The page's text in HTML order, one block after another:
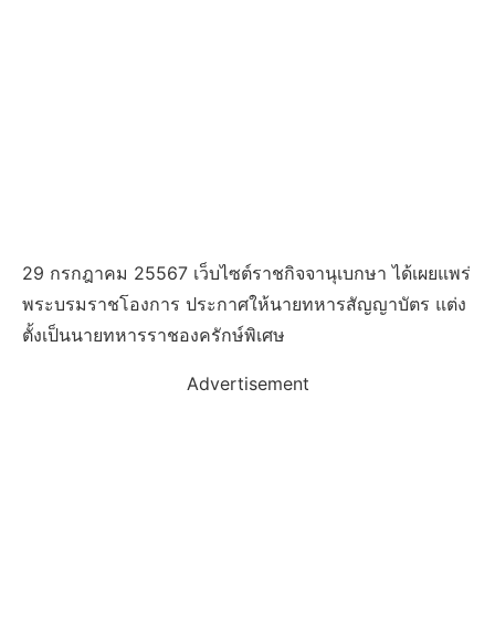
29 กรกฎาคม 25567 เว็บไซต์ราชกิจจานุเบกษา ได้เผยแพร่
พระบรมราชโองการ ประกาศให้นายทหารสัญญาบัตร แต่ง
ตั้งเป็นนายทหารราชองครักษ์พิเศษ
Advertisement